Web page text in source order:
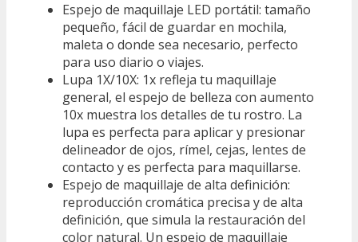
Espejo de maquillaje LED portátil: tamaño
pequeño, fácil de guardar en mochila,
maleta o donde sea necesario, perfecto
para uso diario o viajes.
Lupa 1X/10X: 1x refleja tu maquillaje
general, el espejo de belleza con aumento
10x muestra los detalles de tu rostro. La
lupa es perfecta para aplicar y presionar
delineador de ojos, rímel, cejas, lentes de
contacto y es perfecta para maquillarse.
Espejo de maquillaje de alta definición:
reproducción cromática precisa y de alta
definición, que simula la restauración del
color natural. Un espejo de maquillaje